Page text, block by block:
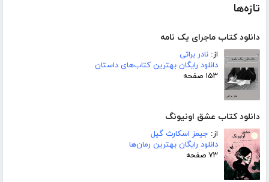
تازه‌ها
دانلود کتاب ماجرای یک نامه
از: نادر براتی
دانلود رایگان بهترین کتاب‌های داستان
۱۵۳ صفحه
دانلود کتاب عشق اونیونگ
از: جیمز اسکارث گیل
دانلود رایگان بهترین رمان‌ها
۷۳ صفحه